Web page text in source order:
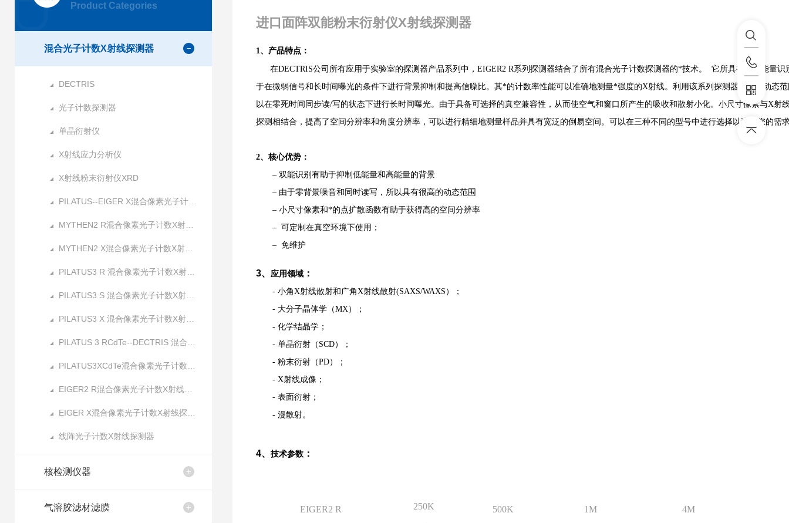
Product Categories
混合光子计数X射线探测器
DECTRIS
光子计数探测器
单晶衍射仪
X射线应力分析仪
X射线粉末衍射仪XRD
PILATUS--EIGER X混合像素光子计数X射线探测器
MYTHEN2 R混合像素光子计数X射线探测器
MYTHEN2 X混合像素光子计数X射线探测器
PILATUS3 R 混合像素光子计数X射线探测器
PILATUS3 S 混合像素光子计数X射线探测器
PILATUS3 X 混合像素光子计数X射线探测器
PILATUS 3 RCdTe--DECTRIS 混合像素光子计数X射线探测器
PILATUS3XCdTe混合像素光子计数X射线探测器
EIGER2 R混合像素光子计数X射线探测器
EIGER X混合像素光子计数X射线探测器
线阵光子计数X射线探测器
核检测仪器
气溶胶滤材滤膜
进口面阵双能粉末衍射仪X射线探测器
1、产品特点：
在DECTRIS公司所有应用于实验室的探测器产品系列中，EIGER2 R系列探测器结合了所有混合光子计数探测器的*技术。 它所具有的双能量识
于在微弱信号和长时间曝光的条件下进行背景抑制和提高信噪比。其*的计数率性能可以准确地测量*强度的X射线。利用该系列探测器的巨大动态
以在零死时间同步读/写的状态下进行长时间曝光。由于具备可选择的真空兼容性，从而使空气和窗口所产生的吸收和散射小化。小尺寸像素与X射
探测相结合，提高了空间分辨率和角度分辨率，可以进行精细地测量样品并具有宽泛的倒易空间。可以在三种不同的型号中进行选择以满足您的需
2、核心优势：
– 双能识别有助于抑制低能量和高能量的背景
– 由于零背景噪音和同时读写，所以具有很高的动态范围
– 小尺寸像素和*的点扩散函数有助于获得高的空间分辨率
– 可定制在真空环境下使用；
– 免维护
3、 应用领域 ：
- 小角X射线散射和广角X射线散射(SAXS/WAXS）；
- 大分子晶体学（MX）；
- 化学结晶学；
- 单晶衍射（SCD）；
- 粉末衍射（PD）；
- X射线成像；
- 表面衍射；
- 漫散射。
4、 技术参数 ：
EIGER2 R 250K 500K 1M 4M